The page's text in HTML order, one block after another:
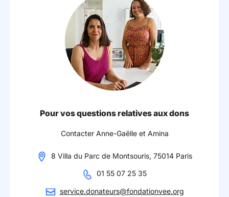
Pour vos questions relatives aux dons
Contacter Anne-Gaëlle et Amina
8 Villa du Parc de Montsouris, 75014 Paris
01 55 07 25 35
service.donateurs@fondationvee.org